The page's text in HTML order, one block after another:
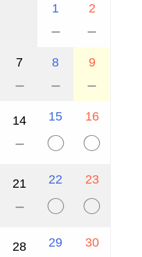
1
－
2
－
7
－
8
－
9
－
14
－
15
◯
16
◯
21
－
22
◯
23
◯
28 29 30